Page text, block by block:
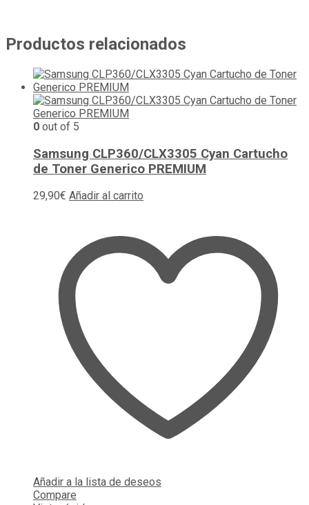
Productos relacionados
0 out of 5
Samsung CLP360/CLX3305 Cyan Cartucho
de Toner Generico PREMIUM
29,90€ Añadir al carrito
Añadir a la lista de deseos
Compare